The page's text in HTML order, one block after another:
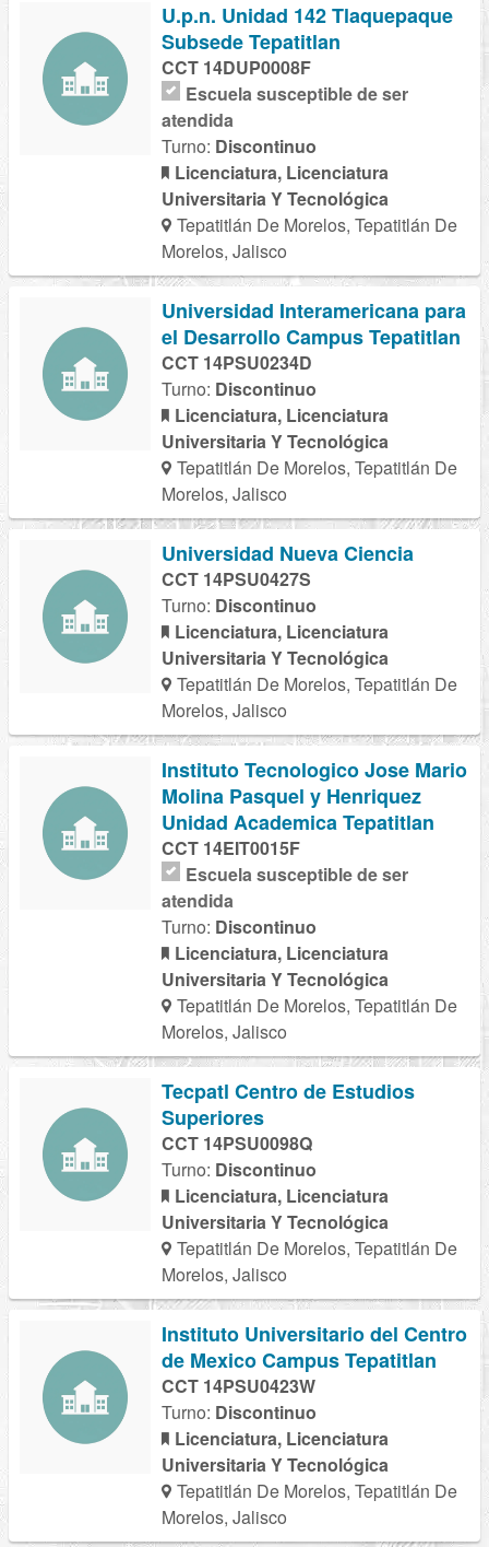
U.p.n. Unidad 142 Tlaquepaque
Subsede Tepatitlan
CCT 14DUP0008F
Escuela susceptible de ser
atendida
Turno: Discontinuo
Licenciatura, Licenciatura
Universitaria Y Tecnológica
Tepatitlán De Morelos, Tepatitlán De
Morelos, Jalisco
Universidad Interamericana para
el Desarrollo Campus Tepatitlan
CCT 14PSU0234D
Turno: Discontinuo
Licenciatura, Licenciatura
Universitaria Y Tecnológica
Tepatitlán De Morelos, Tepatitlán De
Morelos, Jalisco
Universidad Nueva Ciencia
CCT 14PSU0427S
Turno: Discontinuo
Licenciatura, Licenciatura
Universitaria Y Tecnológica
Tepatitlán De Morelos, Tepatitlán De
Morelos, Jalisco
Instituto Tecnologico Jose Mario
Molina Pasquel y Henriquez
Unidad Academica Tepatitlan
CCT 14EIT0015F
Escuela susceptible de ser
atendida
Turno: Discontinuo
Licenciatura, Licenciatura
Universitaria Y Tecnológica
Tepatitlán De Morelos, Tepatitlán De
Morelos, Jalisco
Tecpatl Centro de Estudios
Superiores
CCT 14PSU0098Q
Turno: Discontinuo
Licenciatura, Licenciatura
Universitaria Y Tecnológica
Tepatitlán De Morelos, Tepatitlán De
Morelos, Jalisco
Instituto Universitario del Centro
de Mexico Campus Tepatitlan
CCT 14PSU0423W
Turno: Discontinuo
Licenciatura, Licenciatura
Universitaria Y Tecnológica
Tepatitlán De Morelos, Tepatitlán De
Morelos, Jalisco